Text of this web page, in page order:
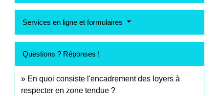
Services en ligne et formulaires
Questions ? Réponses !
En quoi consiste l'encadrement des loyers à
respecter en zone tendue ?